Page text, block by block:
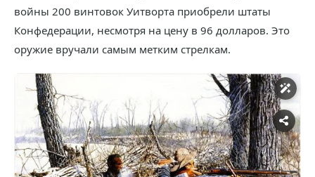
войны 200 винтовок Уитворта приобрели штаты
Конфедерации, несмотря на цену в 96 долларов. Это
оружие вручали самым метким стрелкам.